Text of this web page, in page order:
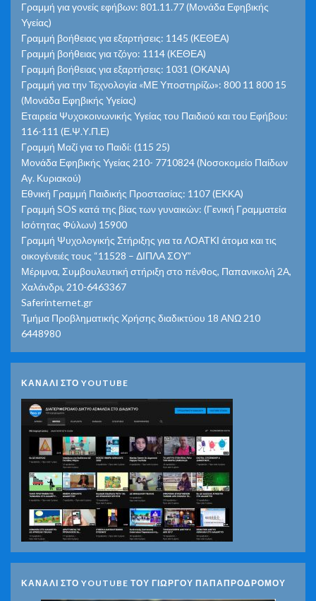
Γραμμή για γονείς εφήβων: 801.11.77 (Μονάδα Εφηβικής
Υγείας)
Γραμμή βοήθειας για εξαρτήσεις: 1145 (ΚΕΘΕΑ)
Γραμμή βοήθειας για τζόγο: 1114 (ΚΕΘΕΑ)
Γραμμή βοήθειας για εξαρτήσεις: 1031 (ΟΚΑΝΑ)
Γραμμή για την Τεχνολογία «ΜΕ Υποστηρίζω»: 800 11 800 15
(Μονάδα Εφηβικής Υγείας)
Εταιρεία Ψυχοκοινωνικής Υγείας του Παιδιού και του Εφήβου:
116-111 (Ε.Ψ.Υ.Π.Ε)
Γραμμή Μαζί για το Παιδί: (115 25)
Μονάδα Εφηβικής Υγείας 210- 7710824 (Νοσοκομείο Παίδων
Αγ. Κυριακού)
Εθνική Γραμμή Παιδικής Προστασίας: 1107 (ΕΚΚΑ)
Γραμμή SOS κατά της βίας των γυναικών: (Γενική Γραμματεία
Ισότητας Φύλων) 15900
Γραμμή Ψυχολογικής Στήριξης για τα ΛΟΑΤΚΙ άτομα και τις
οικογένειές τους “11528 – ΔΙΠΛΑ ΣΟΥ”
Μέριμνα, Συμβουλευτική στήριξη στο πένθος, Παπανικολή 2Α,
Χαλάνδρι, 210-6463367
Saferinternet.gr
Τμήμα Προβληματικής Χρήσης διαδικτύου 18 ΑΝΩ 210
6448980
ΚΑΝΑΛΙ ΣΤΟ YOUTUBE
ΚΑΝΑΛΙ ΣΤΟ YOUTUBE ΤΟΥ ΓΙΩΡΓΟΥ ΠΑΠΑΠΡΟΔΡΟΜΟΥ